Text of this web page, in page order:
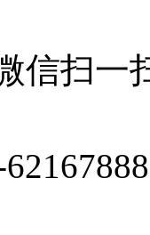
信扫一